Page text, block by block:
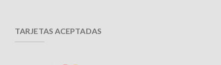
TARJETAS ACEPTADAS